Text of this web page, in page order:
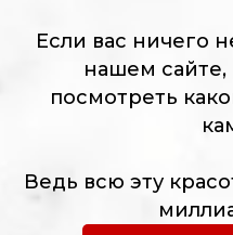
Если вас ничего
нашем
посмотреть
Ведь всю эту